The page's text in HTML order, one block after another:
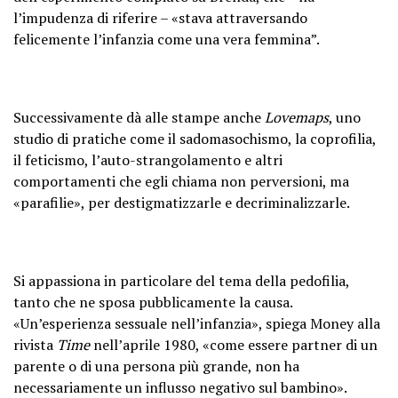
l’impudenza di riferire – «stava attraversando
felicemente l’infanzia come una vera femmina”.
Successivamente dà alle stampe ancheLovemaps, uno
studio di pratiche come il sadomasochismo, la coprofilia,
il feticismo, l’auto-strangolamento e altri
comportamenti che egli chiama non perversioni, ma
«parafilie», per destigmatizzarle e decriminalizzarle.
Si appassiona in particolare del tema della pedofilia,
tanto che ne sposa pubblicamente la causa.
«Un’esperienza sessuale nell’infanzia», spiega Money alla
rivista Timenell’aprile 1980, «come essere partner di un
parente o di una persona più grande, non ha
necessariamente un influsso negativo sul bambino».